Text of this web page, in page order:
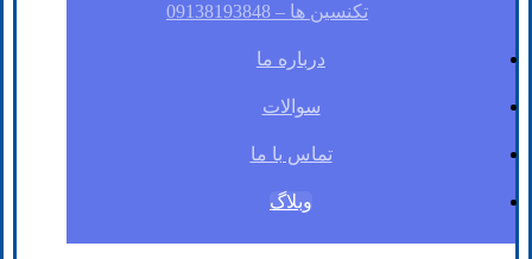
تکنسین ها – 09138193848
درباره ما
سوالات
تماس با ما
وبلاگ